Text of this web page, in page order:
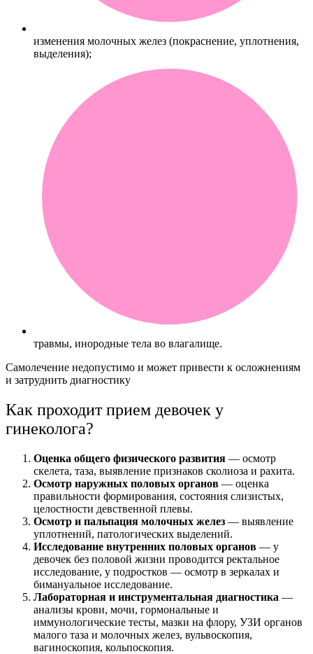
изменения молочных желез (покраснение, уплотнения,
выделения);
травмы, инородные тела во влагалище.
Самолечение недопустимо и может привести к осложнениям
и затруднить диагностику
Как проходит прием девочек у
гинеколога?
Оценка общего физического развития — осмотр
скелета, таза, выявление признаков сколиоза и рахита.
Осмотр наружных половых органов — оценка
правильности формирования, состояния слизистых,
целостности девственной плевы.
Осмотр и пальпация молочных желез — выявление
уплотнений, патологических выделений.
Исследование внутренних половых органов — у
девочек без половой жизни проводится ректальное
исследование, у подростков — осмотр в зеркалах и
бимануальное исследование.
Лабораторная и инструментальная диагностика —
анализы крови, мочи, гормональные и
иммунологические тесты, мазки на флору, УЗИ органов
малого таза и молочных желез, вульвоскопия,
вагиноскопия, кольпоскопия.